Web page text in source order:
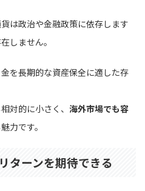
は政治や金融政策に依存します
しません。
金を長期的な資産保全に適した存
対的に小さく、 海外市場でも容
力です。
ターンを期待できる